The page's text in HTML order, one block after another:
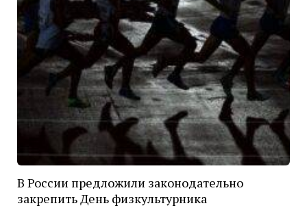
В России предложили законодательно
закрепить День физкультурника